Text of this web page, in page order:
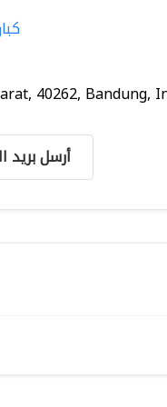
40262, Bandung,
أرسل بريد